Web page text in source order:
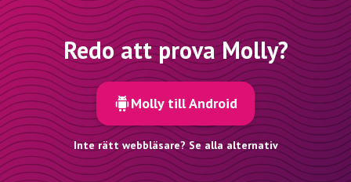
Redo att prova Molly?
Molly till Android
Inte rätt webbläsare? Se alla alternativ